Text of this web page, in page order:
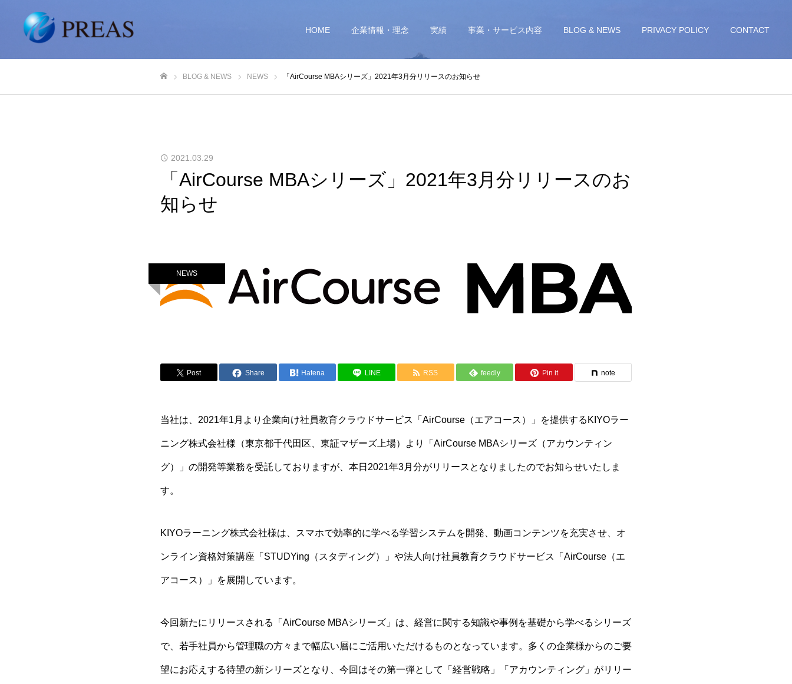
HOME 企業情報・理念 実績 事業・サービス内容 BLOG & NEWS PRIVACY POLICY CONTACT
BLOG & NEWS NEWS 「AirCourse MBAシリーズ」2021年3月分リリースのお知らせ
2021.03.29
「AirCourse MBAシリーズ」2021年3月分リリースのお
知らせ
NEWS
Post Share Hatena LINE RSS feedly Pin it note
当社は、2021年1月より企業向け社員教育クラウドサービス「AirCourse（エアコース）」を提供するKIYOラー
ニング株式会社様（東京都千代田区、東証マザーズ上場）より「AirCourse MBAシリーズ（アカウンティン
グ）」の開発等業務を受託しておりますが、本日2021年3月分がリリースとなりましたのでお知らせいたしま
す。
KIYOラーニング株式会社様は、スマホで効率的に学べる学習システムを開発、動画コンテンツを充実させ、オ
ンライン資格対策講座「STUDYing（スタディング）」や法人向け社員教育クラウドサービス「AirCourse（エ
アコース）」を展開しています。
今回新たにリリースされる「AirCourse MBAシリーズ」は、経営に関する知識や事例を基礎から学べるシリーズ
で、若手社員から管理職の方々まで幅広い層にご活用いただけるものとなっています。多くの企業様からのご要
望にお応えする待望の新シリーズとなり、今回はその第一弾として「経営戦略」「アカウンティング」がリリー